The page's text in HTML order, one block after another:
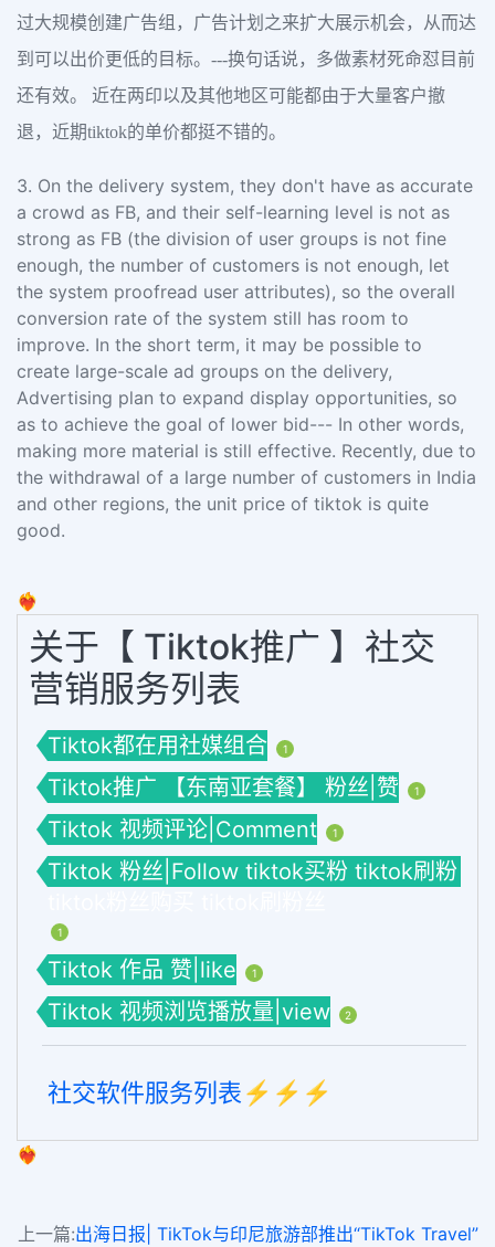
过大规模创建广告组，广告计划之来扩大展示机会，从而达
到可以出价更低的目标。---换句话说，多做素材死命怼目前
还有效。 近在两印以及其他地区可能都由于大量客户撤
退，近期tiktok的单价都挺不错的。
3. On the delivery system, they don't have as accurate
a crowd as FB, and their self-learning level is not as
strong as FB (the division of user groups is not fine
enough, the number of customers is not enough, let
the system proofread user attributes), so the overall
conversion rate of the system still has room to
improve. In the short term, it may be possible to
create large-scale ad groups on the delivery,
Advertising plan to expand display opportunities, so
as to achieve the goal of lower bid--- In other words,
making more material is still effective. Recently, due to
the withdrawal of a large number of customers in India
and other regions, the unit price of tiktok is quite
good.
❤️‍🔥
关于【 Tiktok推广 】社交
营销服务列表
Tiktok都在用社媒组合 1
Tiktok推广 【东南亚套餐】 粉丝|赞 1
Tiktok 视频评论|Comment 1
Tiktok 粉丝|Follow tiktok买粉 tiktok刷粉
1
Tiktok 作品 赞|like 1
Tiktok 视频浏览播放量|view 2
社交软件服务列表⚡️⚡️⚡️
❤️‍🔥
上一篇:出海日报| TikTok与印尼旅游部推出“TikTok Travel”